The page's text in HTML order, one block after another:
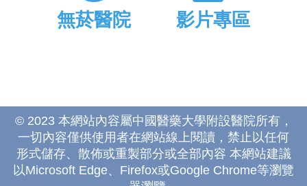
無菸醫院 影片專區
© 2023 本網站內容屬中國醫藥大學附設醫院所有，
一切內容僅供使用者在網站線上閱讀，禁止以任何
形式儲存、散佈或重製部分或全部內容 本網站建議
以Microsoft Edge、Firefox或Google Chrome等瀏覽